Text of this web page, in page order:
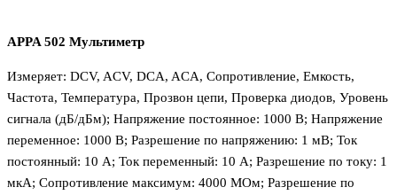
APPA 502 Мультиметр
Измеряет: DCV, ACV, DCA, ACA, Сопротивление, Емкость,
Частота, Температура, Прозвон цепи, Проверка диодов, Уровень
сигнала (дБ/дБм); Напряжение постоянное: 1000 В; Напряжение
переменное: 1000 В; Разрешение по напряжению: 1 мВ; Ток
постоянный: 10 А; Ток переменный: 10 А; Разрешение по току: 1
мкА; Сопротивление максимум: 4000 МОм; Разрешение по